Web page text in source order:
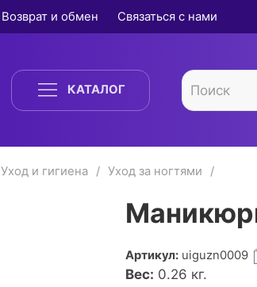
Возврат и обмен Связаться с нами
КАТАЛОГ
Уход и гигиена Уход за ногтями
Артикул: uiguzn0009
Вес: 0.26 кг.